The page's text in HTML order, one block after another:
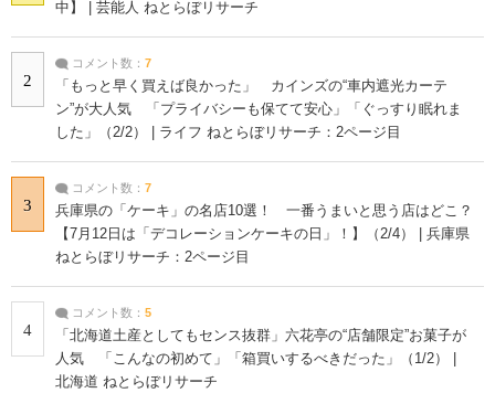
中】 | 芸能人 ねとらぼリサーチ
2
コメント数： 7
「もっと早く買えば良かった」 カインズの“車内遮光カーテ
ン”が大人気 「プライバシーも保てて安心」「ぐっすり眠れま
した」（2/2） | ライフ ねとらぼリサーチ：2ページ目
3
コメント数： 7
兵庫県の「ケーキ」の名店10選！ 一番うまいと思う店はどこ？
【7月12日は「デコレーションケーキの日」！】（2/4） | 兵庫県
ねとらぼリサーチ：2ページ目
4
コメント数： 5
「北海道土産としてもセンス抜群」六花亭の“店舗限定”お菓子が
人気 「こんなの初めて」「箱買いするべきだった」（1/2） |
北海道 ねとらぼリサーチ